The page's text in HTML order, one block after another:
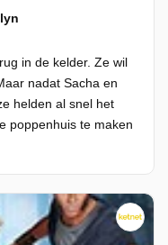
in de kelder. Ze wil
nadat Sacha en
helden al snel het
poppenhuis te maken